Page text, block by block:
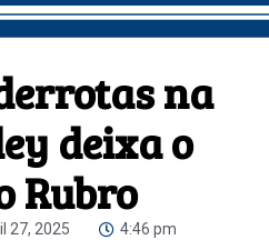
na
deixa o
Rubro
27, 2025 4:46 pm